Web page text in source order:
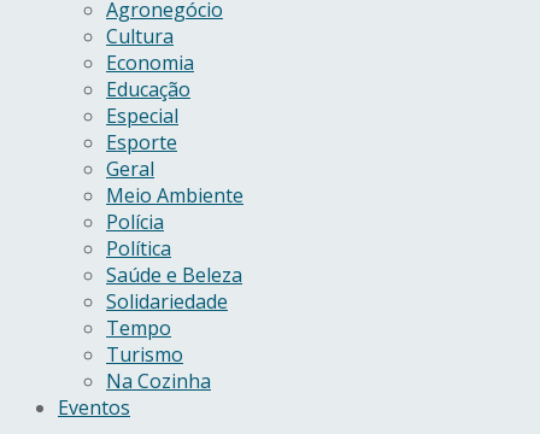
Agronegócio
Cultura
Economia
Educação
Especial
Esporte
Geral
Meio Ambiente
Polícia
Política
Saúde e Beleza
Solidariedade
Tempo
Turismo
Na Cozinha
Eventos